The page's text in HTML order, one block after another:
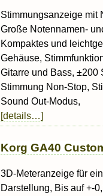
Stimmungsanzeige mit
Große Notennamen-
Kompaktes und
Gehäuse,
Gitarre und Bass, ±200
Stimmung Non-Stop,
Sound Out-Modus,
[details…]
Korg GA40
3D-Meteranzeige für
Darstellung, Bis auf +-